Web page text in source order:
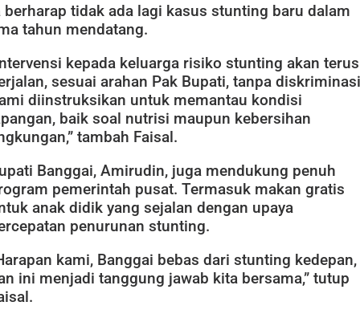
berharap tidak ada lagi kasus stunting baru dalam
tahun mendatang.
kepada keluarga risiko stunting akan terus
sesuai arahan Pak Bupati, tanpa
diinstruksikan untuk memantau kondisi
baik soal nutrisi maupun kebersihan
tambah Faisal.
Banggai, Amirudin, juga mendukung penuh
pemerintah pusat. Termasuk makan gratis
anak didik yang sejalan dengan upaya
penurunan stunting.
kami, Banggai bebas dari stunting kedepan,
ini menjadi tanggung jawab kita bersama,” tutup